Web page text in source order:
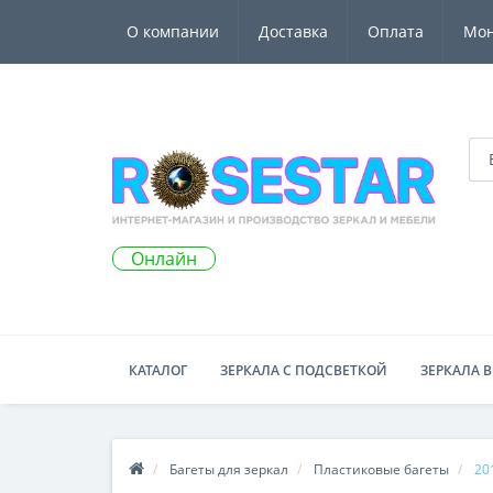
О компании Доставка Оплата
Онлайн
КАТАЛОГ ЗЕРКАЛА С ПОДСВЕТКОЙ ЗЕРКАЛА
Багеты для зеркал Пластиковые багеты